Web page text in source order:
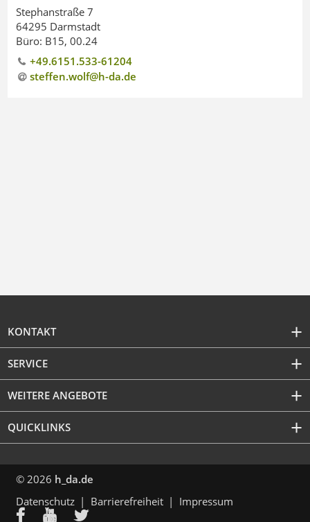
Stephanstraße 7
64295 Darmstadt
Büro: B15, 00.24
+49.6151.533-61204
steffen.wolf@h-da.de
KONTAKT
SERVICE
WEITERE ANGEBOTE
QUICKLINKS
© 2026 h_da.de
Datenschutz
Barrierefreiheit Impressum
  